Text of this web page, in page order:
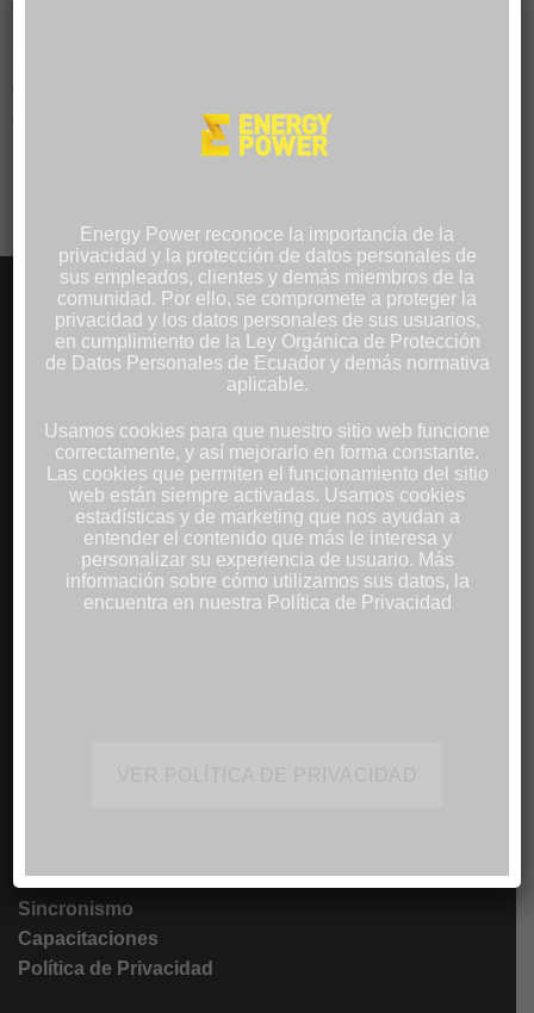
GENERADOR ELÉCTRICO
GENERADOR PARA
PRODUCTOS
Generadores Eléctricos
Repuestos
Paneles Solares
Inversores
Proyectos Solares Integrales
Monitoreo Remoto
Calentamiento Solar de Agua
Iluminación Solar
Monitoreo Remoto
Sincronismo
Capacitaciones
Política de Privacidad
Energy Power reconoce la importancia de la
privacidad y la protección de datos personales de
sus empleados, clientes y demás miembros de la
comunidad. Por ello, se compromete a proteger la
privacidad y los datos personales de sus usuarios,
en cumplimiento de la Ley Orgánica de Protección
de Datos Personales de Ecuador y demás normativa
aplicable.
Usamos cookies para que nuestro sitio web funcione
correctamente, y así mejorarlo en forma constante.
Las cookies que permiten el funcionamiento del sitio
web están siempre activadas. Usamos cookies
estadísticas y de marketing que nos ayudan a
entender el contenido que más le interesa y
personalizar su experiencia de usuario. Más
información sobre cómo utilizamos sus datos, la
encuentra en nuestra Política de Privacidad